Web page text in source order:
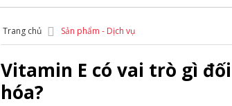
Trang chủ Sản phẩm - Dịch vụ
Vitamin E có vai trò gì
hóa?